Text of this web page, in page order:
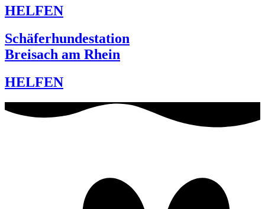
HELFEN
Schäferhundestation
Breisach am Rhein
HELFEN